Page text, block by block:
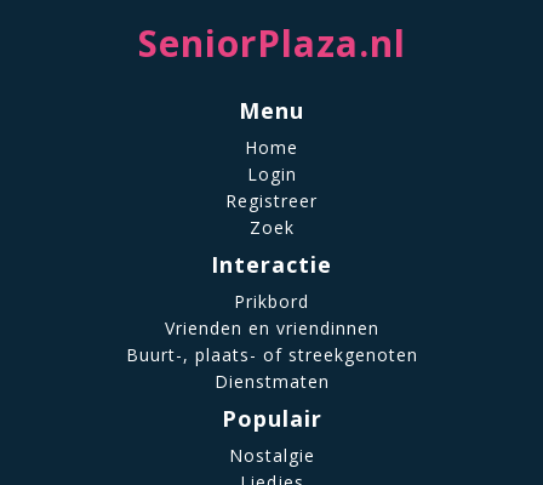
SeniorPlaza.nl
Menu
Home
Login
Registreer
Zoek
Interactie
Prikbord
Vrienden en vriendinnen
Buurt-, plaats- of streekgenoten
Dienstmaten
Populair
Nostalgie